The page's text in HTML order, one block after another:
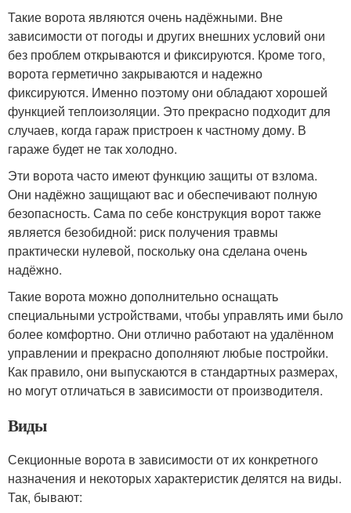
Такие ворота являются очень надёжными. Вне
зависимости от погоды и других внешних условий они
без проблем открываются и фиксируются. Кроме того,
ворота герметично закрываются и надежно
фиксируются. Именно поэтому они обладают хорошей
функцией теплоизоляции. Это прекрасно подходит для
случаев, когда гараж пристроен к частному дому. В
гараже будет не так холодно.
Эти ворота часто имеют функцию защиты от взлома.
Они надёжно защищают вас и обеспечивают полную
безопасность. Сама по себе конструкция ворот также
является безобидной: риск получения травмы
практически нулевой, поскольку она сделана очень
надёжно.
Такие ворота можно дополнительно оснащать
специальными устройствами, чтобы управлять ими было
более комфортно. Они отлично работают на удалённом
управлении и прекрасно дополняют любые постройки.
Как правило, они выпускаются в стандартных размерах,
но могут отличаться в зависимости от производителя.
Виды
Секционные ворота в зависимости от их конкретного
назначения и некоторых характеристик делятся на виды.
Так, бывают: